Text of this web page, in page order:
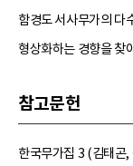
함경도 서사무가의 다
형상화하는 경향을 찾
참고문헌
한국무가집 3 (김태곤